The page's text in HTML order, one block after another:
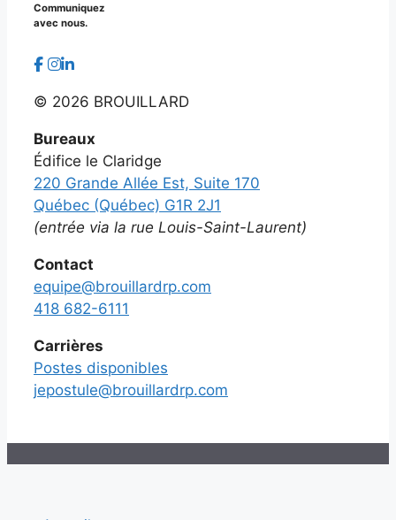
Communiquez
avec nous.
© 2026 BROUILLARD
Bureaux
Édifice le Claridge
220 Grande Allée Est, Suite 170
Québec (Québec) G1R 2J1
(entrée via la rue Louis-Saint-Laurent)
Contact
equipe@brouillardrp.com
418 682-6111
Carrières
Postes disponibles
jepostule@brouillardrp.com